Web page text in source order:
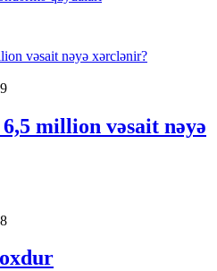
million vəsait nəyə